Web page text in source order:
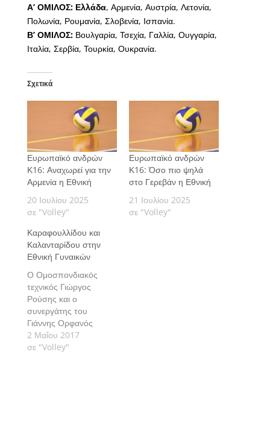
Α’ ΟΜΙΛΟΣ: Ελλάδα, Αρμενία, Αυστρία, Λετονία,
Πολωνία, Ρουμανία, Σλοβενία, Ισπανία.
Β’ ΟΜΙΛΟΣ: Βουλγαρία, Τσεχία, Γαλλία, Ουγγαρία,
Ιταλία, Σερβία, Τουρκία, Ουκρανία.
Σχετικά
Ευρωπαϊκό ανδρών
Κ16: Αναχωρεί για την
Αρμενία η Εθνική
20 Ιουλίου 2025
σε "Volley"
Ευρωπαϊκό ανδρών
Κ16: Όσο πιο ψηλά
στο Γερεβάν η Εθνική
21 Ιουλίου 2025
σε "Volley"
Καραφουλλίδου και
Καλανταρίδου στην
Εθνική Γυναικών
Ο Ομοσπονδιακός
τεχνικός Γιώργος
Ρούσης και ο
συνεργάτης του
Γιάννης Ορφανός
ανακοίνωσαν τα
ονόματα των 16
2 Μαΐου 2017
σε "Volley"